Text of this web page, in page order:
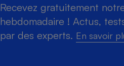
Recevez gratuitement
hebdomadaire ! Actus,
par des experts. En savoir